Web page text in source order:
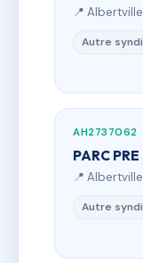
📍
Autre
AH2737062
PARC
📍
Autre